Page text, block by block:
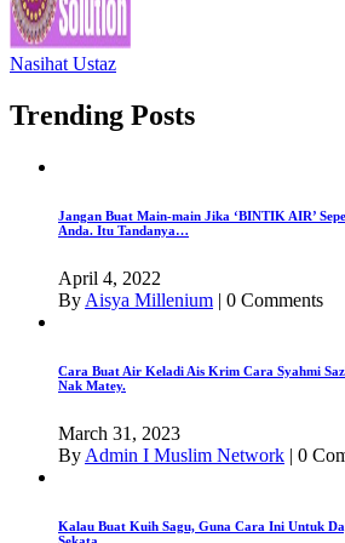
Nasihat Ustaz
Trending Posts
Jangan Buat Main-main Jika ‘BINTIK AIR’
Anda. Itu Tandanya…
April 4, 2022
By Aisya Millenium | 0 Comments
Cara Buat Air Keladi Ais Krim Cara Syahmi
Nak Matey.
March 31, 2023
By Admin I Muslim Network | 0
Kalau Buat Kuih Sagu, Guna Cara Ini Untuk
Sekata.